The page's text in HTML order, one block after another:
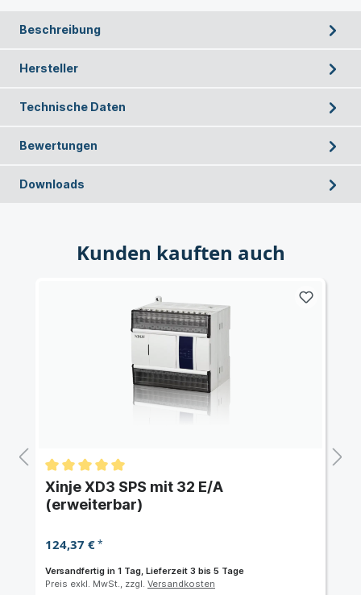
Kunden kauften auch
Xinje XD3 SPS mit 32 E/A
(erweiterbar)
124,37 €*
Versandfertig in 1 Tag, Lieferzeit 3 bis 5 Tage
Preis exkl. MwSt., zzgl. Versandkosten
Beschreibung
Hersteller
Technische Daten
Bewertungen
Downloads